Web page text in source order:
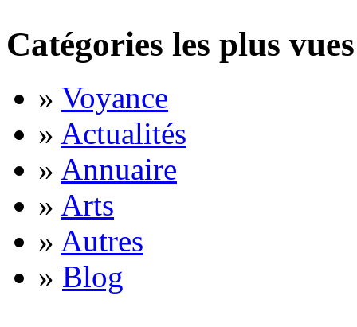
Catégories les plus vues
» Voyance
» Actualités
» Annuaire
» Arts
» Autres
» Blog